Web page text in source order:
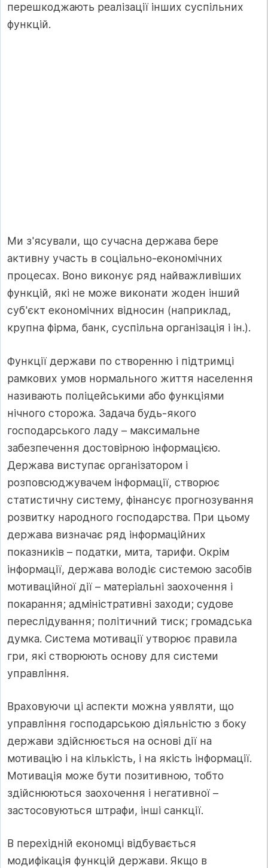
перешкоджають реалізації інших суспільних
функцій.
Ми з'ясували, що сучасна держава бере
активну участь в соціально-економічних
процесах. Воно виконує ряд найважливіших
функцій, які не може виконати жоден інший
суб'єкт економічних відносин (наприклад,
крупна фірма, банк, суспільна організація і ін.).
Функції держави по створенню і підтримці
рамкових умов нормального життя населення
називають поліцейськими або функціями
нічного сторожа. Задача будь-якого
господарського ладу – максимальне
забезпечення достовірною інформацією.
Держава виступає організатором і
розповсюджувачем інформації, створює
статистичну систему, фінансує прогнозування
розвитку народного господарства. При цьому
держава визначає ряд інформаційних
показників – податки, мита, тарифи. Окрім
інформації, держава володіє системою засобів
мотиваційної дії – матеріальні заохочення і
покарання; адміністративні заходи; судове
переслідування; політичний тиск; громадська
думка. Система мотивації утворює правила
гри, які створюють основу для системи
управління.
Враховуючи ці аспекти можна уявляти, що
управління господарською діяльністю з боку
держави здійснюється на основі дії на
мотивацію і на кількість, і на якість інформації.
Мотивація може бути позитивною, тобто
здійснюються заохочення і негативної –
застосовуються штрафи, інші санкції.
В перехідній економці відбувається
модифікація функцій держави. Якщо в